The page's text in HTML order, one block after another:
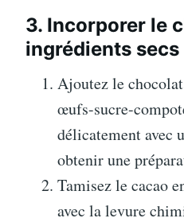
3. Incorporer le
ingrédients secs
Ajoutez le
œufs-sucre-
délicatement avec
obtenir une
Tamisez le cacao
avec la levure